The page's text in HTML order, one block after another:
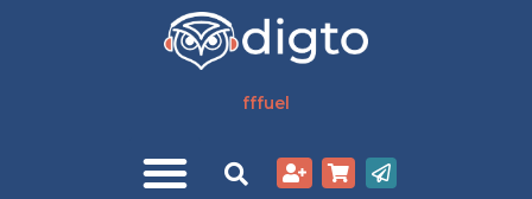
fffuel